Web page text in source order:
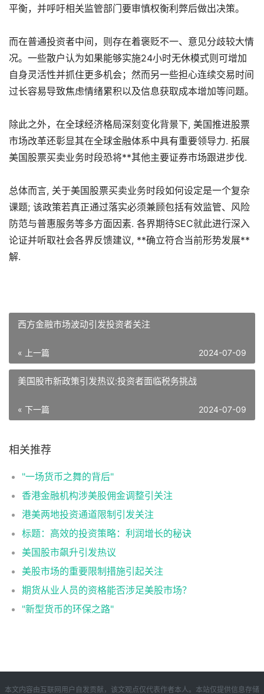
平衡，并呼吁相关监管部门要审慎权衡利弊后做出决策。
而在普通投资者中间，则存在着褒贬不一、意见分歧较大情
况。一些散户认为如果能够实施24小时无休模式则可增加
自身灵活性并抓住更多机会；然而另一些担心连续交易时间
过长容易导致焦虑情绪累积以及信息获取成本增加等问题。
除此之外，在全球经济格局深刻变化背景下, 美国推进股票
市场改革还彰显其在全球金融体系中具有重要领导力. 拓展
美国股票买卖业务时段恐将**其他主要证券市场跟进步伐.
总体而言, 关于美国股票买卖业务时段如何设定是一个复杂
课题; 该政策若真正通过落实必须兼顾包括有效监管、风险
防范与普惠服务等多方面因素. 各界期待SEC就此进行深入
论证并听取社会各界反馈建议, **确立符合当前形势发展**
解.
西方金融市场波动引发投资者关注
« 上一篇 2024-07-09
美国股市新政策引发热议:投资者面临税务挑战
« 下一篇 2024-07-09
相关推荐
"一场货币之舞的背后"
香港金融机构涉美股佣金调整引关注
港美两地投资通道限制引发关注
标题：高效的投资策略：利润增长的秘诀
美国股市飙升引发热议
美股市场的重要限制措施引起关注
期货从业人员的资格能否涉足美股市场？
"新型货币的环保之路"
本文内容由互联网用户自发贡献，该文观点仅代表作者本人。本站仅提供信息存储